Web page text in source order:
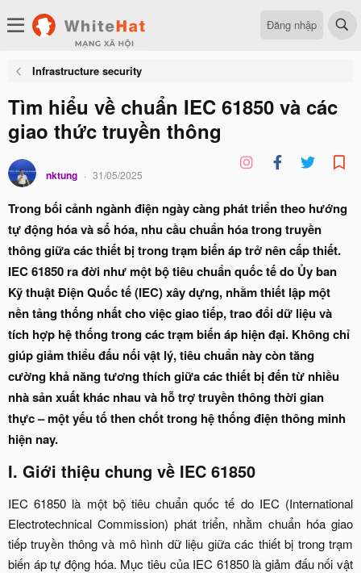
Đăng nhập
Infrastructure security
Tìm hiểu về chuẩn IEC 61850 và các
giao thức truyền thông
nktung 31/05/2025
Trong bối cảnh ngành điện ngày càng phát triển theo hướng
tự động hóa và số hóa, nhu cầu chuẩn hóa trong truyền
thông giữa các thiết bị trong trạm biến áp trở nên cấp thiết.
IEC 61850 ra đời như một bộ tiêu chuẩn quốc tế do Ủy ban
Kỹ thuật Điện Quốc tế (IEC) xây dựng, nhằm thiết lập một
nền tảng thống nhất cho việc giao tiếp, trao đổi dữ liệu và
tích hợp hệ thống trong các trạm biến áp hiện đại. Không chỉ
giúp giảm thiểu đấu nối vật lý, tiêu chuẩn này còn tăng
cường khả năng tương thích giữa các thiết bị đến từ nhiều
nhà sản xuất khác nhau và hỗ trợ truyền thông thời gian
thực – một yếu tố then chốt trong hệ thống điện thông minh
hiện nay.
I. Giới thiệu chung về IEC 61850​
IEC 61850 là một bộ tiêu chuẩn quốc tế do IEC (International
Electrotechnical Commission) phát triển, nhằm chuẩn hóa giao
tiếp truyền thông và mô hình dữ liệu giữa các thiết bị trong trạm
biến áp tự động hóa. Mục tiêu của IEC 61850 là giảm đấu nối vật